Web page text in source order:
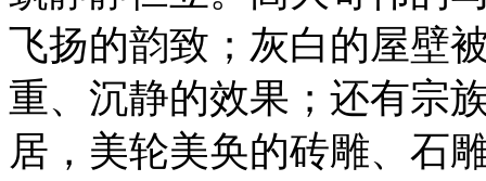
飞扬的韵致；灰白的屋壁
重、沉静的效果；还有宗
居，美轮美奂的砖雕、石